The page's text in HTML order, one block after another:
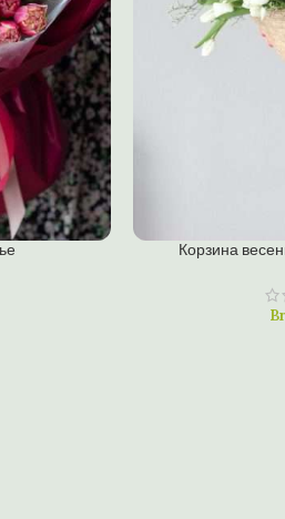
В КОРЗИНУ
Корзина
Br